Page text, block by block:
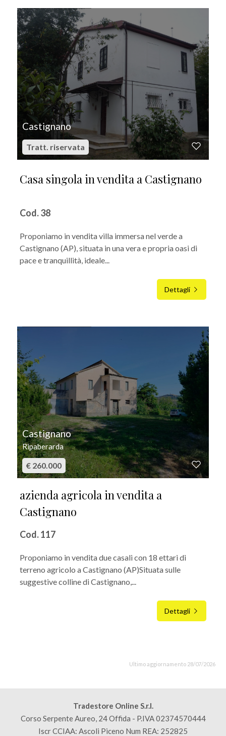
Castignano
Tratt. riservata
Casa singola in vendita a Castignano
Cod. 38
Proponiamo in vendita villa immersa nel verde a
Castignano (AP), situata in una vera e propria oasi di
pace e tranquillità, ideale...
Dettagli
Castignano
Ripaberarda
€ 260.000
azienda agricola in vendita a
Castignano
Cod. 117
Proponiamo in vendita due casali con 18 ettari di
terreno agricolo a Castignano (AP)Situata sulle
suggestive colline di Castignano,...
Dettagli
Ultimo aggiornamento 28/07/2026
Tradestore Online S.r.l.
Corso Serpente Aureo, 24 Offida - P.IVA 02374570444
Iscr CCIAA: Ascoli Piceno Num REA: 252825